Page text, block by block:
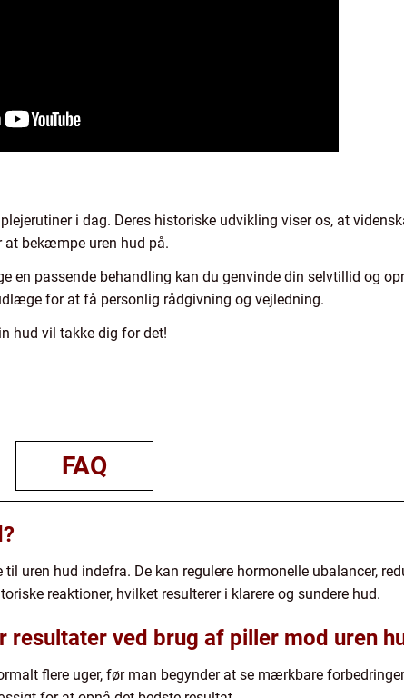
i dag. Deres historiske udvikling viser os, at
at bekæmpe uren hud på.
en passende behandling kan du genvinde din selvtillid og
for at få personlig rådgivning og vejledning.
hud vil takke dig for det!
FAQ
uren hud indefra. De kan regulere hormonelle ubalancer,
reaktioner, hvilket resulterer i klarere og sundere hud.
ved brug af piller mod uren
flere uger, før man begynder at se mærkbare